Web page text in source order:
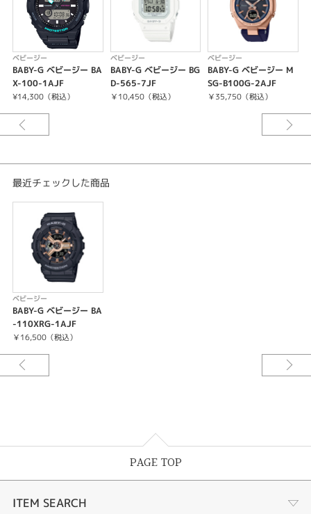
BABY-G
紹介文
ケース・ベゼル材質：樹脂
樹脂バンド
耐衝撃構造（ショックレジスト）
10気圧防水
電池寿命：約2年
タイマー（セット単位：1分、最大セット：24時間、1秒単位で計測）
LEDライト（残照機能付き）
LED：アンバー
フルオートカレンダー
操作音ON/OFF切替機能
平均月差：±30秒
12/24時間制表示切替
ベビージー
BABY-G ベビージー BA
X-100-1AJF
¥14,300（税込）
ベビージー
BABY-G ベビージー BG
D-565-7JF
￥10,450（税込）
ベビージー
BABY-G ベビージー M
SG-B100G-2AJF
￥35,750（税込）
最近チェックした商品
ベビージー
BABY-G ベビージー BA
-110XRG-1AJF
￥16,500（税込）
PAGE TOP
ITEM SEARCH